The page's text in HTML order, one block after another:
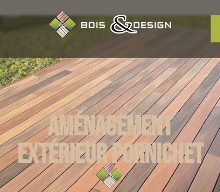
Aménagement
extérieur Pornichet